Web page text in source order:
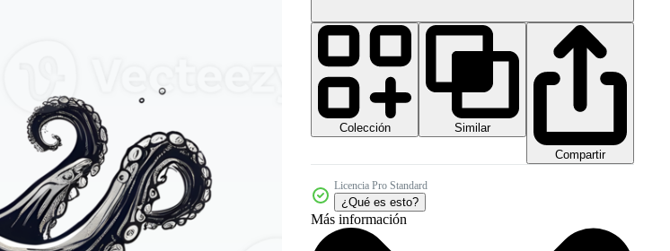
Colección
Similar
Compartir
Licencia Pro Standard
¿Qué es esto?
Más información